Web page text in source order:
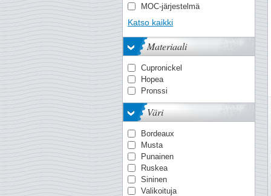
MOC-järjestelmä
TACK
PREMIUM
OPTIMA-järjestelmä
Quadrum
VARIO
KANZLEI-järjestelmä
ENCAP-lehtiä
FOLIO-järjestelmä
Smart
AFA
NVPH
LAPE
Battenberg
Edifil
FACIT
Katso kaikki
Materiaali
Cupronickel
Hopea
Pronssi
Väri
Bordeaux
Musta
Punainen
Ruskea
Sininen
Valikoituja